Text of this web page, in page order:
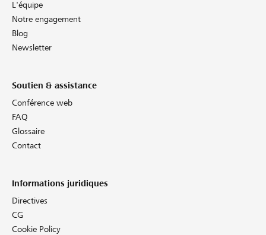
L'équipe
Notre engagement
Blog
Newsletter
Soutien & assistance
Conférence web
FAQ
Glossaire
Contact
Informations juridiques
Directives
CG
Cookie Policy